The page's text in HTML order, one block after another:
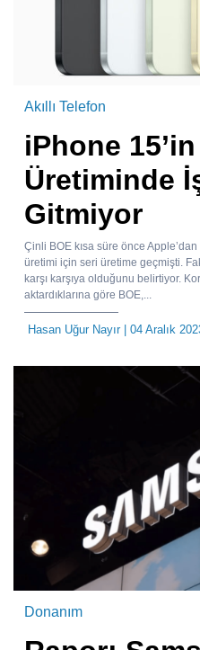
Akıllı Telefon
iPhone
Üretiminde
Gitmiyor
Çinli BOE kısa süre önce
üretimi için seri üretime geçmişti.
karşı karşıya olduğunu belirtiyor.
aktardıklarına göre BOE,...
Hasan Uğur Nayır| 04 Aralık
Donanım